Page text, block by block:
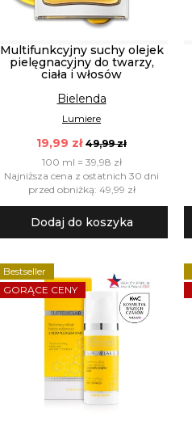
Multifunkcyjny suchy olejek
pielęgnacyjny do twarzy,
ciała i włosów
Bielenda
Lumiere
19,99 zł 49,99 zł
100 ml = 39,98 zł
Najniższa cena z ostatnich 30 dni
przed obniżką: 49,99 zł
Dodaj do koszyka
Bestseller
GORĄCE CENY